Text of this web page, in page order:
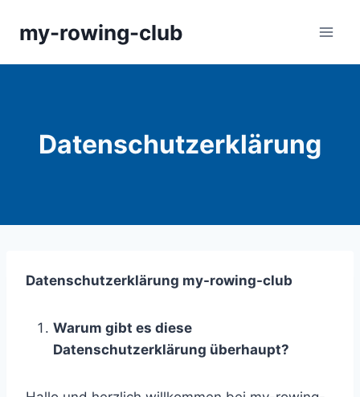
Inhaltmy-rowing-club
Datenschutzerklärung
Datenschutzerklärung my-rowing-club
Warum gibt es diese
Datenschutzerklärung überhaupt?